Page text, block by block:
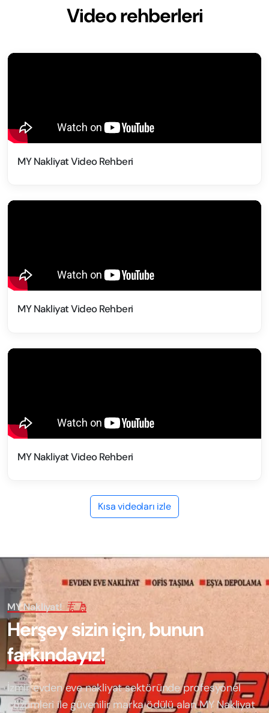
Video rehberleri
MY Nakliyat Video Rehberi
MY Nakliyat Video Rehberi
MY Nakliyat Video Rehberi
Kısa videoları izle
MY Nakliyat!
Herşeysiziniçin,bunun
farkındayız!
İzmir evden eve nakliyat sektöründe profesyonel
çözümleri ile güvenilir marka ödülü alanMY Nakliyat